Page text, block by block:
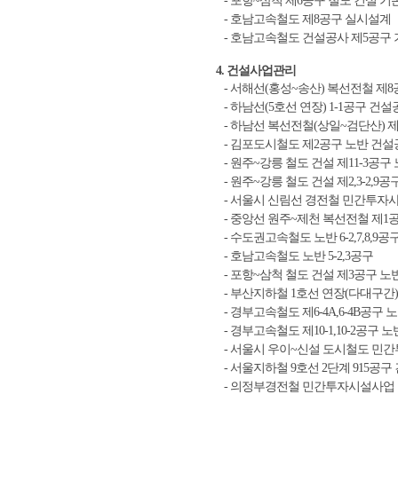
- 호남고속철도 제8공구 실시설계
- 호남고속철도 건설공사 제5공구
4. 건설사업관리
- 서해선(홍성~송산) 복선전철 제8
- 하남선(5호선 연장) 1-1공구 건설
- 하남선 복선전철(상일~검단산)
- 김포도시철도 제2공구 노반 건설
- 원주~강릉 철도 건설 제11-3공구
- 원주~강릉 철도 건설 제2,3-2,9공
- 서울시 신림선 경전철 민간투자
- 중앙선 원주~제천 복선전철 제1
- 수도권고속철도 노반 6-2,7,8,9공
- 호남고속철도 노반 5-2,3공구
- 포항~삼척 철도 건설 제3공구 노
- 부산지하철 1호선 연장(다대구간
- 경부고속철도 제6-4A,6-4B공구
- 경부고속철도 제10-1,10-2공구 노
- 서울시 우이~신설 도시철도 민간
- 서울지하철 9호선 2단계 915공구
- 의정부경전철 민간투자시설사업